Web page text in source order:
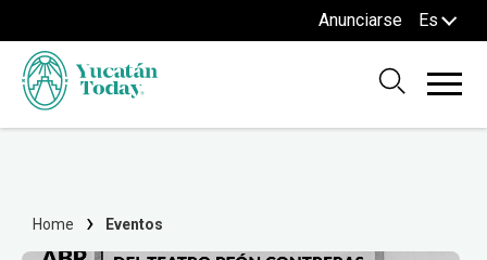
Anunciarse Es
Home Eventos